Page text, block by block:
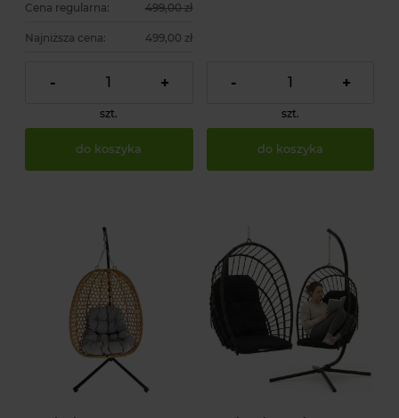
Cena regularna: 499,00 zł
Najniższa cena: 499,00 zł
- +
szt.
do koszyka
- +
szt.
do koszyka